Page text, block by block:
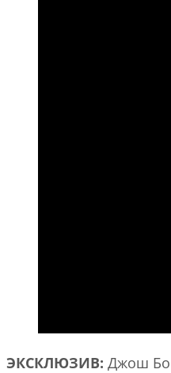
ЭКСКЛЮЗИВ: Джош